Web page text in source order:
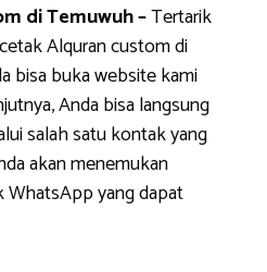
di Temuwuh –Tertarik
Alquran custom di
bisa buka website kami
Anda bisa langsung
salah satu kontak yang
akan menemukan
yang dapat